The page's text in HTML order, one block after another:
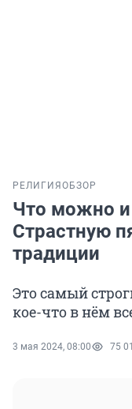
РЕЛИГИЯ ОБЗОР
Что можно и
Страстную
традиции
Это самый
кое-что в нём
3 мая 2024, 08:00 75